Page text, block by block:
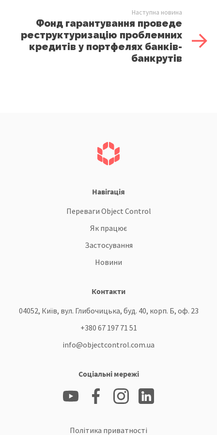
Наступна новина
Фонд гарантування проведе
реструктуризацію проблемних
кредитів у портфелях банків-
банкрутів
Навігація
Переваги Object Control
Як працює
Застосування
Новини
Контакти
04052, Київ, вул. Глибочицька, буд. 40, корп. Б, оф. 23
+380 67 197 71 51
info@objectcontrol.com.ua
Соціальні мережі
Політика приватності